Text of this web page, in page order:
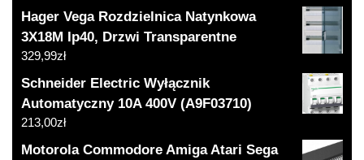
Hager Vega Rozdzielnica Natynkowa
3X18M Ip40, Drzwi Transparentne
329,99zł
Schneider Electric Wyłącznik
Automatyczny 10A 400V (A9F03710)
213,00zł
Motorola Commodore Amiga Atari Sega